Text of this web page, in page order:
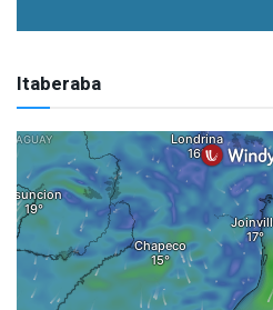
Itaberaba